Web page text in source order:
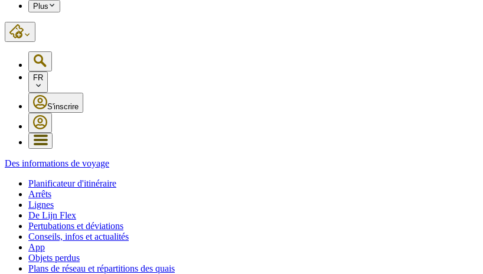
Plus
FR
S'inscrire
Des informations de voyage
Planificateur d'itinéraire
Arrêts
Lignes
De Lijn Flex
Pertubations et déviations
Conseils, infos et actualités
App
Objets perdus
Plans de réseau et répartitions des quais